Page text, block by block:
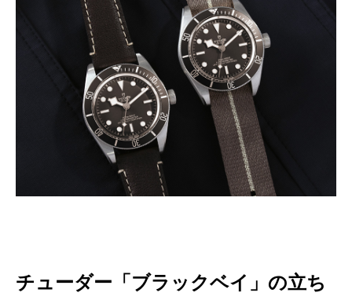
チューダー「ブラックベイ」の立ち